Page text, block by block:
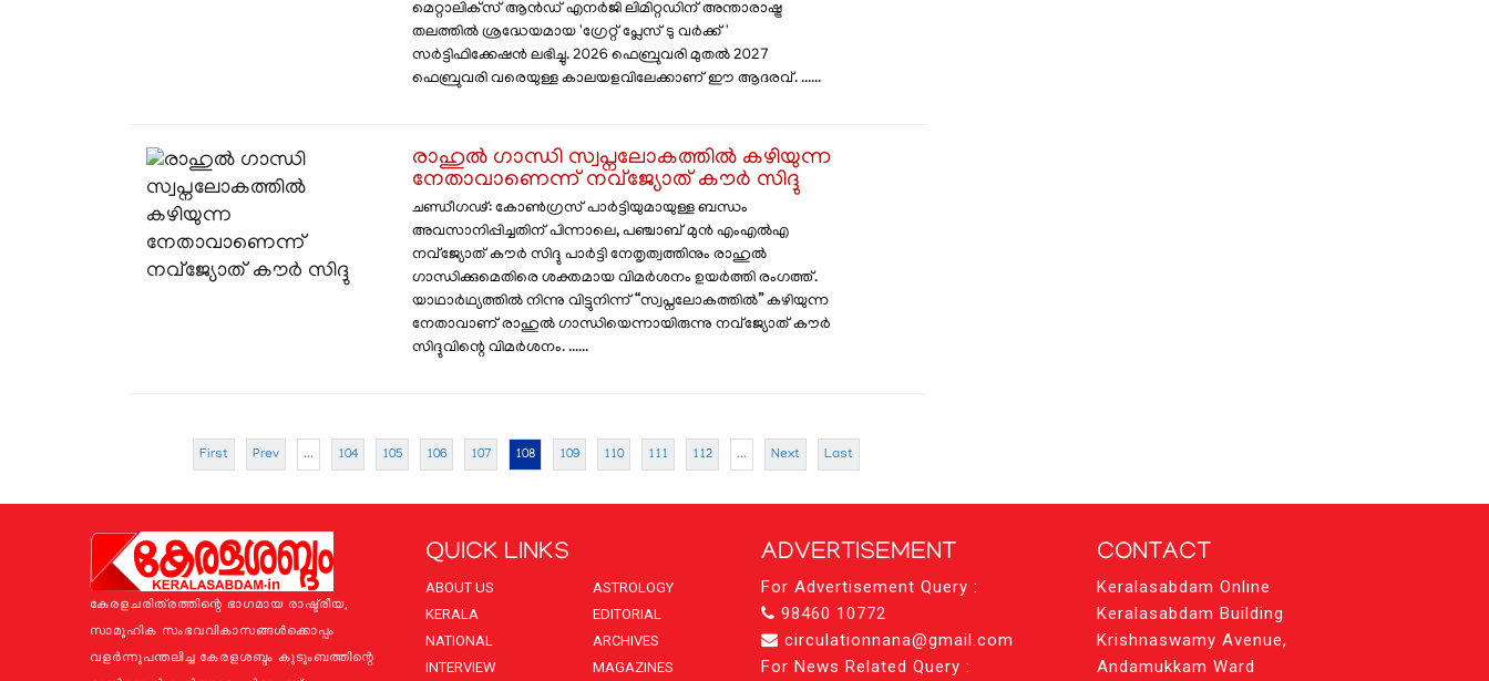
മെറ്റാലിക്‌സ് ആൻഡ് എനർജി ലിമിറ്റഡിന് അന്താരാഷ്ട്ര
തലത്തിൽ ശ്രദ്ധേയമായ 'ഗ്രേറ്റ് പ്ലേസ് ടു വർക്ക്'
സർട്ടിഫിക്കേഷൻ ലഭിച്ചു. 2026 ഫെബ്രുവരി മുതൽ 2027
ഫെബ്രുവരി വരെയുള്ള കാലയളവിലേക്കാണ് ഈ ആദരവ്. ......
രാഹുൽ ​ഗാന്ധി സ്വപ്നലോകത്തിൽ കഴിയുന്ന
നേതാവാണെന്ന് നവ്ജ്യോത് കൗർ സിദ്ദു
ചണ്ഡീഗഢ്: കോൺഗ്രസ് പാർട്ടിയുമായുള്ള ബന്ധം
അവസാനിപ്പിച്ചതിന് പിന്നാലെ, പഞ്ചാബ് മുൻ എംഎൽഎ
നവ്ജ്യോത് കൗർ സിദ്ദു പാർട്ടി നേതൃത്വത്തിനും രാഹുൽ ​
ഗാന്ധിക്കുമെതിരെ ശക്തമായ വിമർശനം ഉയർത്തി രം​ഗത്ത്.
യാഥാർഥ്യത്തിൽ നിന്നു വിട്ടുനിന്ന് “സ്വപ്നലോകത്തിൽ” കഴിയുന്ന
നേതാവാണ് രാഹുൽ ഗാന്ധിയെന്നായിരുന്നു നവ്ജ്യോത് കൗർ
സിദ്ദുവിന്റെ വിമർശനം. ......
First Prev ... 104 105 106 107 108 109 110 111 112 ... Next Last
കേരളചരിത്രത്തിന്റെ ഭാഗമായ രാഷ്ട്രീയ,
സാമൂഹിക സംഭവവികാസങ്ങള്‍ക്കൊപ്പം
വളര്‍ന്നുപന്തലിച്ച കേരളശബ്ദം കുടുംബത്തിന്റെ
QUICK LINKS
ABOUT US
KERALA
NATIONAL
INTERVIEW
ASTROLOGY
EDITORIAL
ARCHIVES
MAGAZINES
ADVERTISEMENT
For Advertisement Query :
98460 10772
circulationnana@gmail.com
For News Related Query :
CONTACT
Keralasabdam Online
Keralasabdam Building
Krishnaswamy Avenue,
Andamukkam Ward